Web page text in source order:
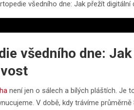
všedního dne: Jak přežít
všedního dne:
není jen o sálech a bílých pláštích. Je
V době, kdy trávíme